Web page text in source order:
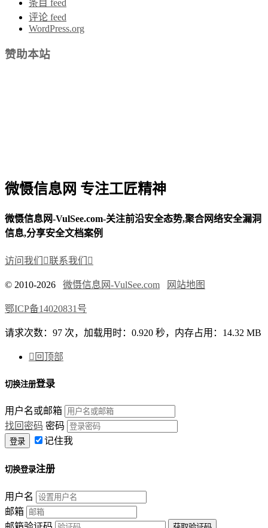
条目 feed
评论 feed
WordPress.org
赞助本站
微慑信息网 专注工匠精神
微慑信息网-VulSee.com-关注前沿安全态势,聚合网络安全漏洞
信息,分享安全文档案例
访问我们 联系我们 
© 2010-2026 微慑信息网-VulSee.com 网站地图
鄂ICP备14020831号
请求次数：97 次，加载用时：0.920 秒，内存占用：14.32 MB
 回顶部
切换注册登录
用户名或邮箱
找回密码 密码
记住我
切换登录注册
用户名
邮箱